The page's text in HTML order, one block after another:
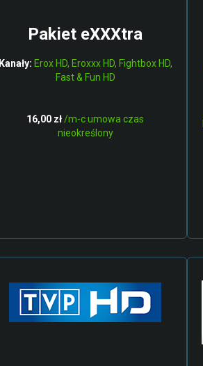
Pakiet eXXXtra
Kanały: Erox HD, Eroxxx HD, Fightbox HD,
Fast & Fun HD
16,00 zł/m-c umowa czas
nieokreślony